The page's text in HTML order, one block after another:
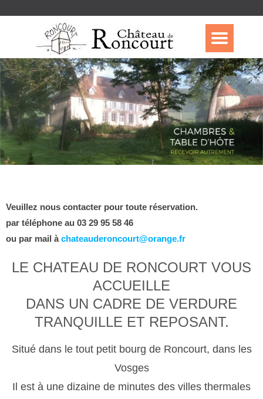
Veuillez nous contacter pour toute réservation.
par téléphone au 03 29 95 58 46
ou par mail àchateauderoncourt@orange.fr
LE CHATEAU DE RONCOURT VOUS
ACCUEILLE
DANS UN CADRE DE VERDURE
TRANQUILLE ET REPOSANT.
Situé dans le tout petit bourg de Roncourt, dans les
Vosges
Il est à une dizaine de minutes des villes thermales